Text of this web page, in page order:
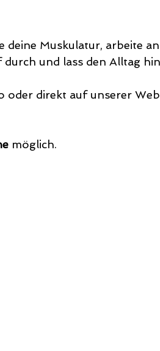
deine Muskulatur, arbeite
und lass den Alltag
oder direkt auf unserer
möglich.